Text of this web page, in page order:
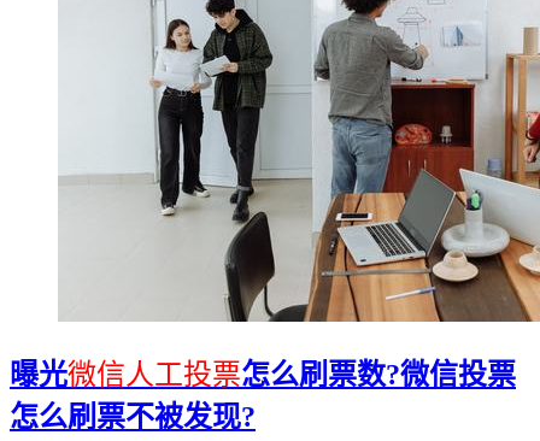
曝光微信人工投票怎么刷票数?微信投票
怎么刷票不被发现?